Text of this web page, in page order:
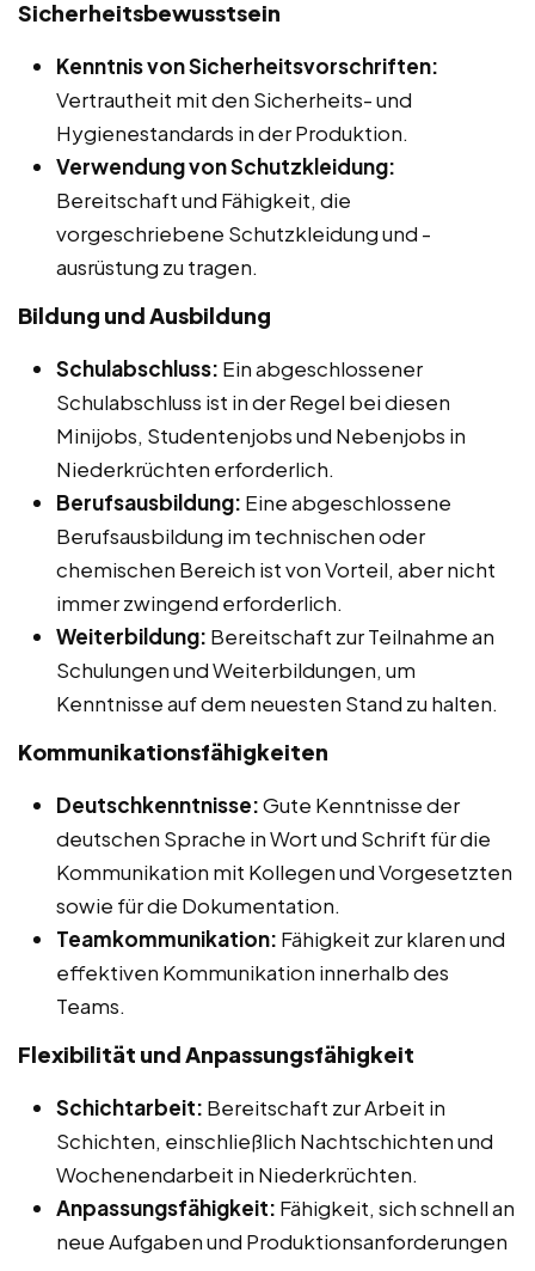
Sicherheitsbewusstsein
Kenntnis von Sicherheitsvorschriften:
Vertrautheit mit den Sicherheits- und
Hygienestandards in der Produktion.
Verwendung von Schutzkleidung:
Bereitschaft und Fähigkeit, die
vorgeschriebene Schutzkleidung und -
ausrüstung zu tragen.
Bildung und Ausbildung
Schulabschluss: Ein abgeschlossener
Schulabschluss ist in der Regel bei diesen
Minijobs, Studentenjobs und Nebenjobs in
Niederkrüchten erforderlich.
Berufsausbildung: Eine abgeschlossene
Berufsausbildung im technischen oder
chemischen Bereich ist von Vorteil, aber nicht
immer zwingend erforderlich.
Weiterbildung: Bereitschaft zur Teilnahme an
Schulungen und Weiterbildungen, um
Kenntnisse auf dem neuesten Stand zu halten.
Kommunikationsfähigkeiten
Deutschkenntnisse:Gute Kenntnisse der
deutschen Sprache in Wort und Schrift für die
Kommunikation mit Kollegen und Vorgesetzten
sowie für die Dokumentation.
Teamkommunikation: Fähigkeit zur klaren und
effektiven Kommunikation innerhalb des
Teams.
Flexibilität und Anpassungsfähigkeit
Schichtarbeit: Bereitschaft zur Arbeit in
Schichten, einschließlich Nachtschichten und
Wochenendarbeit in Niederkrüchten.
Anpassungsfähigkeit: Fähigkeit, sich schnell an
neue Aufgaben und Produktionsanforderungen